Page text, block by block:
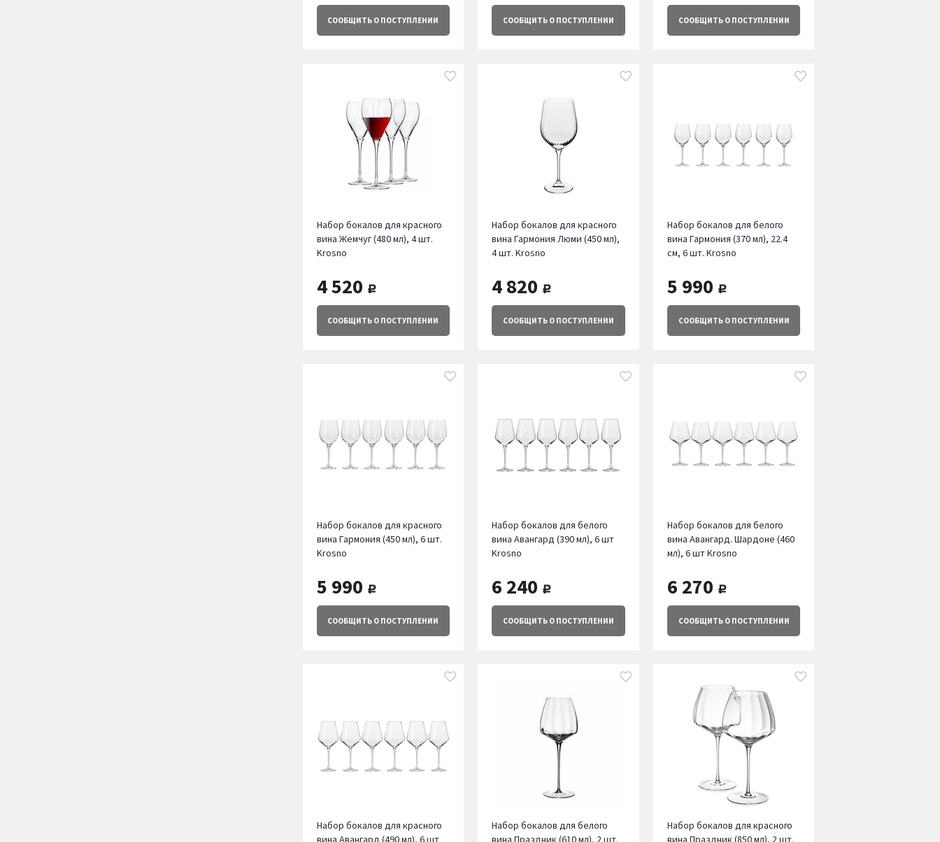
СООБЩИТЬ О ПОСТУПЛЕНИИ СООБЩИТЬО ПОСТУПЛЕНИИ СООБЩИТЬО ПОСТУПЛЕНИИ
Набор бокалов для красного
вина Жемчуг (480 мл), 4 шт.
Krosno
4 520 руб.
СООБЩИТЬ О ПОСТУПЛЕНИИ
Набор бокалов для красного
вина Гармония Люми (450 мл),
4 шт. Krosno
4 820 руб.
СООБЩИТЬО ПОСТУПЛЕНИИ
Набор бокалов для белого
вина Гармония (370 мл), 22.4
см, 6 шт. Krosno
5 990 руб.
СООБЩИТЬО ПОСТУПЛЕНИИ
Набор бокалов для красного
вина Гармония (450 мл), 6 шт.
Krosno
5 990 руб.
СООБЩИТЬ О ПОСТУПЛЕНИИ
Набор бокалов для белого
вина Авангард (390 мл), 6 шт
Krosno
6 240 руб.
СООБЩИТЬО ПОСТУПЛЕНИИ
Набор бокалов для белого
вина Авангард. Шардоне (460
мл), 6 шт Krosno
6 270 руб.
СООБЩИТЬО ПОСТУПЛЕНИИ
Набор бокалов для красного
вина Авангард (490 мл), 6 шт
Набор бокалов для белого
вина Праздник (610 мл), 2 шт.
Набор бокалов для красного
вина Праздник (850 мл), 2 шт.